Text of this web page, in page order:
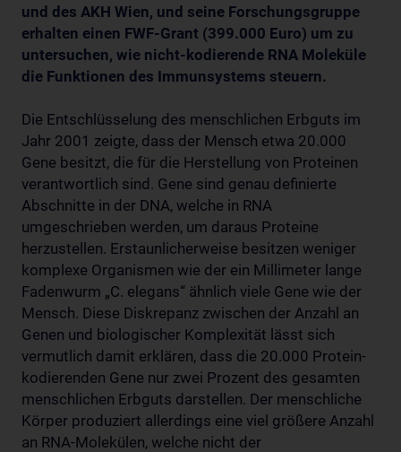
und des AKH Wien, und seine Forschungsgruppe
erhalten einen FWF-Grant (399.000 Euro) um zu
untersuchen, wie nicht-kodierende RNA Moleküle
die Funktionen des Immunsystems steuern.
Die Entschlüsselung des menschlichen Erbguts im
Jahr 2001 zeigte, dass der Mensch etwa 20.000
Gene besitzt, die für die Herstellung von Proteinen
verantwortlich sind. Gene sind genau definierte
Abschnitte in der DNA, welche in RNA
umgeschrieben werden, um daraus Proteine
herzustellen. Erstaunlicherweise besitzen weniger
komplexe Organismen wie der ein Millimeter lange
Fadenwurm „C. elegans“ ähnlich viele Gene wie der
Mensch. Diese Diskrepanz zwischen der Anzahl an
Genen und biologischer Komplexität lässt sich
vermutlich damit erklären, dass die 20.000 Protein-
kodierenden Gene nur zwei Prozent des gesamten
menschlichen Erbguts darstellen. Der menschliche
Körper produziert allerdings eine viel größere Anzahl
an RNA-Molekülen, welche nicht der